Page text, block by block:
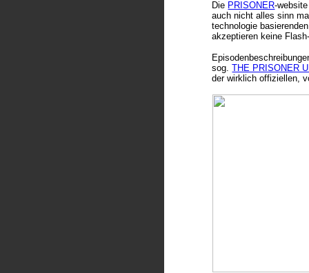
Die PRISONER-
auch nicht alles sinn
technologie
akzeptieren keine
sog.THE PRISONER
der wirklich offiziellen,